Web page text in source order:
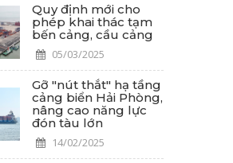
Quy định mới cho
phép khai thác tạm
bến cảng, cầu cảng
05/03/2025
Gỡ "nút thắt" hạ tầng
cảng biển Hải Phòng,
nâng cao năng lực
đón tàu lớn
14/02/2025